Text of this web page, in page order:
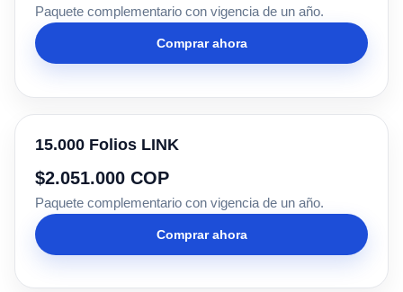
Paquete complementario con vigencia de un año.
Comprar ahora
15.000 Folios LINK
$2.051.000 COP
Paquete complementario con vigencia de un año.
Comprar ahora